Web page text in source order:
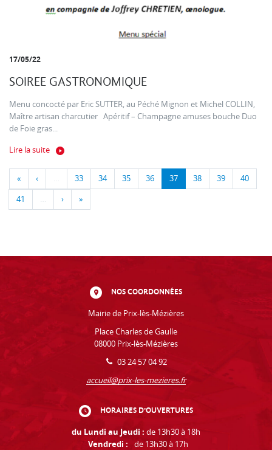
17/05/22
SOIREE GASTRONOMIQUE
Menu concocté par Eric SUTTER, au Péché Mignon et Michel COLLIN,
Maître artisan charcutier Apéritif – Champagne amuses bouche Duo
de Foie gras...
Lire la suite
« ‹ … 33 34 35 36 37 38 39 40
41 … › »
NOS COORDONNÉES
Mairie de Prix-lès-Mézières
Place Charles de Gaulle
08000 Prix-lès-Mézières
03 24 57 04 92
accueil@prix-les-mezieres.fr
HORAIRES D'OUVERTURES
du Lundi au Jeudi : de 13h30 à 18h
Vendredi :
de 13h30 à 17h